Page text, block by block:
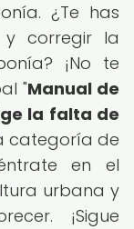
¿Te has
y corregir la
¡No te
"Manual de
la falta de
categoría de
en el
urbana y
¡Sigue